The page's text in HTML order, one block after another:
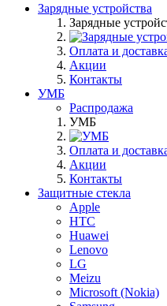
Зарядные устройства
Зарядные
Оплата и
Акции
Контакты
УМБ
Распродажа
УМБ
Оплата и
Акции
Контакты
Защитные стекла
Apple
HTC
Huawei
Lenovo
LG
Meizu
Microsoft (Nokia)